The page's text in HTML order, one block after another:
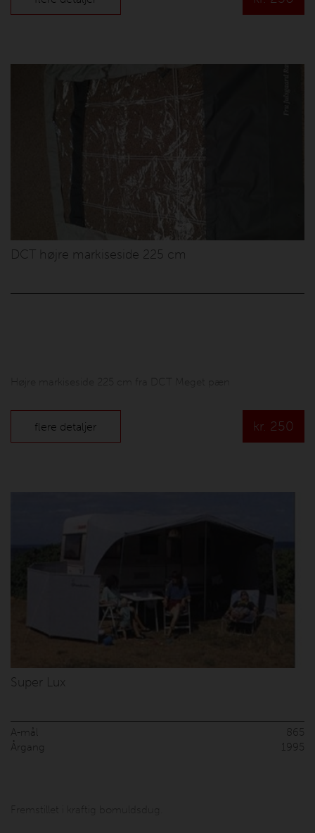
DCT højre markiseside 225 cm
Højre markiseside 225 cm fra DCT Meget pæn
flere detaljer kr. 250
Super Lux
A-mål
865
Årgang
1995
Fremstillet i kraftig bomuldsdug.